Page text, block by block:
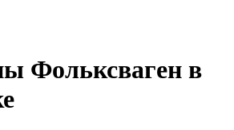
Фольксваген в